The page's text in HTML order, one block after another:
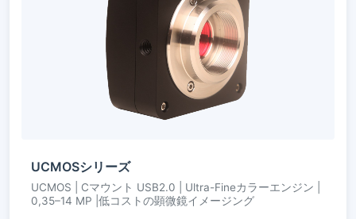
UCMOSシリーズ
UCMOS | Cマウント USB2.0 | Ultra-Fineカラーエンジン |
0,35–14 MP |低コストの顕微鏡イメージング